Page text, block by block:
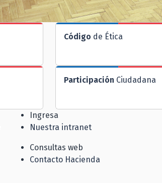
Código de Ética
Participación Ciudadana
Ingresa
Nuestra intranet
Consultas web
Contacto Hacienda